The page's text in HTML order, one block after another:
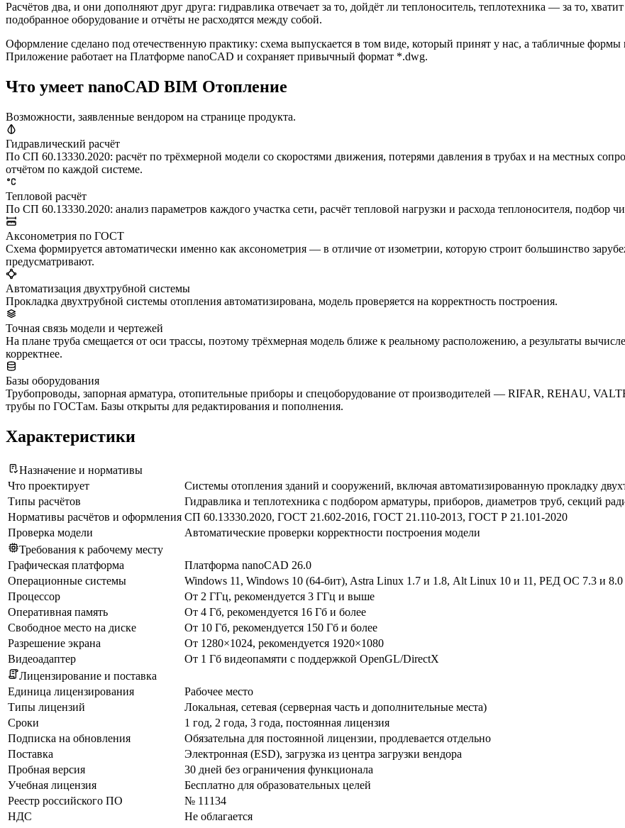
Расчётов два, и они дополняют друг друга: гидравлика отвечает за то, дойдёт ли теплоноситель, теплотехника — за то,
подобранное оборудование и отчёты не расходятся между собой.
Оформление сделано под отечественную практику: схема выпускается в том виде, который принят у нас, а табличные
Приложение работает на Платформе nanoCAD и сохраняет привычный формат *.dwg.
Что умеет nanoCAD BIM Отопление
Возможности, заявленные вендором на странице продукта.
Гидравлический расчёт
По СП 60.13330.2020: расчёт по трёхмерной модели со скоростями движения, потерями давления в трубах и на местных
отчётом по каждой системе.
Тепловой расчёт
По СП 60.13330.2020: анализ параметров каждого участка сети, расчёт тепловой нагрузки и расхода теплоносителя, подбор
Аксонометрия по ГОСТ
Схема формируется автоматически именно как аксонометрия — в отличие от изометрии, которую строит большинство
предусматривают.
Автоматизация двухтрубной системы
Прокладка двухтрубной системы отопления автоматизирована, модель проверяется на корректность построения.
Точная связь модели и чертежей
На плане труба смещается от оси трассы, поэтому трёхмерная модель ближе к реальному расположению, а результаты
корректнее.
Базы оборудования
Трубопроводы, запорная арматура, отопительные приборы и спецоборудование от производителей — RIFAR, REHAU,
трубы по ГОСТам. Базы открыты для редактирования и пополнения.
Характеристики
Назначение и нормативы
Что проектирует
Системы отопления зданий и сооружений, включая автоматизированную прокладку
Типы расчётов
Гидравлика и теплотехника с подбором арматуры, приборов, диаметров труб, секций
Нормативы расчётов и оформления СП 60.13330.2020, ГОСТ 21.602-2016, ГОСТ 21.110-2013, ГОСТ Р 21.101-2020
Проверка модели
Автоматические проверки корректности построения модели
Требования к рабочему месту
Графическая платформа
Платформа nanoCAD 26.0
Операционные системы
Windows 11, Windows 10 (64-бит), Astra Linux 1.7 и 1.8, Alt Linux 10 и 11, РЕД ОС 7.3 и 8.0
Процессор
От 2 ГГц, рекомендуется 3 ГГц и выше
Оперативная память
От 4 Гб, рекомендуется 16 Гб и более
Свободное место на диске
От 10 Гб, рекомендуется 150 Гб и более
Разрешение экрана
От 1280×1024, рекомендуется 1920×1080
Видеоадаптер
От 1 Гб видеопамяти с поддержкой OpenGL/DirectX
Лицензирование и поставка
Единица лицензирования
Рабочее место
Типы лицензий
Локальная, сетевая (серверная часть и дополнительные места)
Сроки
1 год, 2 года, 3 года, постоянная лицензия
Подписка на обновления
Обязательна для постоянной лицензии, продлевается отдельно
Поставка
Электронная (ESD), загрузка из центра загрузки вендора
Пробная версия
30 дней без ограничения функционала
Учебная лицензия
Бесплатно для образовательных целей
Реестр российского ПО
№ 11134
НДС
Не облагается